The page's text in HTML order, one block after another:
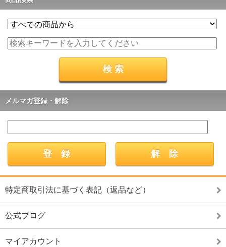
メルマガ登録・解除
特定商取引法に基づく表記（返品など）
公式ブログ
マイアカウント